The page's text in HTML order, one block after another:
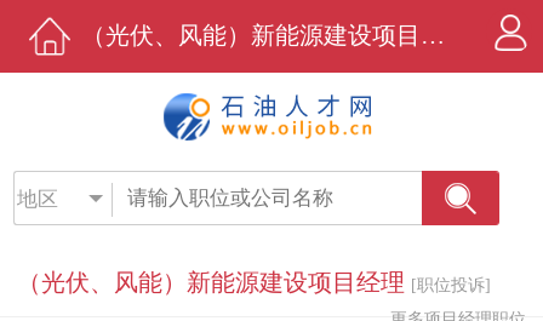
（光伏、风能）新能源建设项目经理招聘 - 四川方正电力工程有限公司 - 石油人才网
地区
（光伏、风能）新能源建设项目经理 [职位投诉]